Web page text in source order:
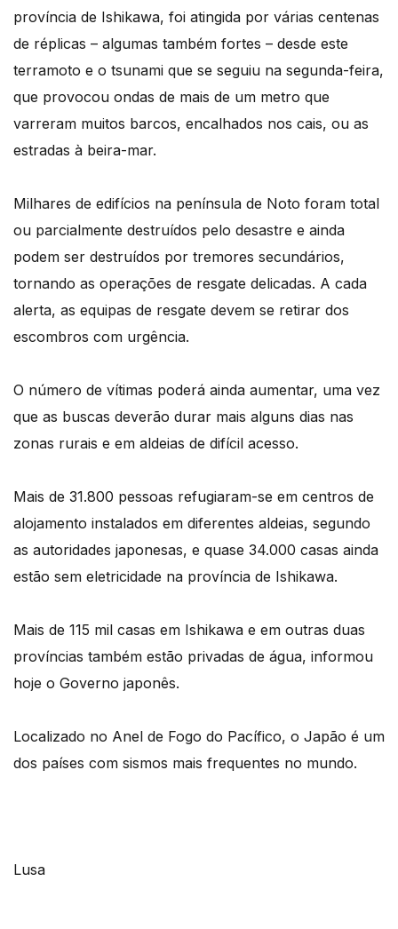
província de Ishikawa, foi atingida por várias centenas
de réplicas – algumas também fortes – desde este
terramoto e o tsunami que se seguiu na segunda-feira,
que provocou ondas de mais de um metro que
varreram muitos barcos, encalhados nos cais, ou as
estradas à beira-mar.
Milhares de edifícios na península de Noto foram total
ou parcialmente destruídos pelo desastre e ainda
podem ser destruídos por tremores secundários,
tornando as operações de resgate delicadas. A cada
alerta, as equipas de resgate devem se retirar dos
escombros com urgência.
O número de vítimas poderá ainda aumentar, uma vez
que as buscas deverão durar mais alguns dias nas
zonas rurais e em aldeias de difícil acesso.
Mais de 31.800 pessoas refugiaram-se em centros de
alojamento instalados em diferentes aldeias, segundo
as autoridades japonesas, e quase 34.000 casas ainda
estão sem eletricidade na província de Ishikawa.
Mais de 115 mil casas em Ishikawa e em outras duas
províncias também estão privadas de água, informou
hoje o Governo japonês.
Localizado no Anel de Fogo do Pacífico, o Japão é um
dos países com sismos mais frequentes no mundo.
Lusa